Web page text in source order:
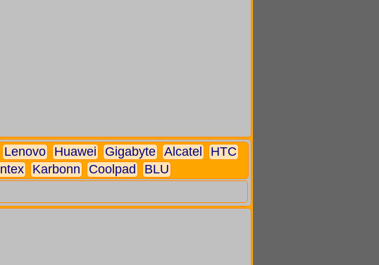
Lenovo Huawei Gigabyte Alcatel
HTC
Karbonn Coolpad BLU